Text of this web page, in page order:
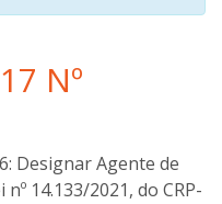
Nº
Designar Agente de
14.133/2021, do CRP-